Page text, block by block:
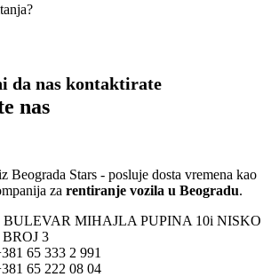
da nas kontaktirate
nas
Beograda Stars - posluje dosta vremena kao
za rentiranje vozila u Beogradu.
BULEVAR MIHAJLA PUPINA 10i NISKO
3
65 333 2 991
65 222 08 04